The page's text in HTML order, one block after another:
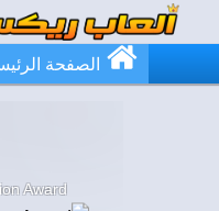
الصفحة
Award